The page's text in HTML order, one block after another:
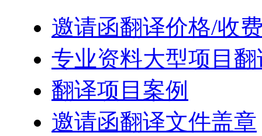
邀请函翻译价格/收
专业资料大型项目翻
翻译项目案例
邀请函翻译文件盖章